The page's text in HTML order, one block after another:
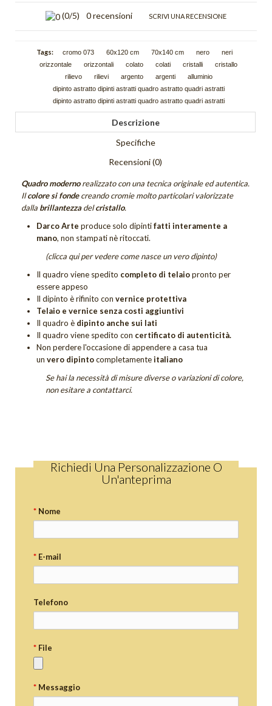
DIPINTI FIGURATIVI
Quadri la Dormiente
Quadri Sguardo
Quadri Tramonti
Quadri Unici
Tutti i quadri figurativi
QUADRI UNICI
DIPINTI SACRI
GIFT CARD
(0/5) 0 recensioni SCRIVI UNA RECENSIONE
Tags: cromo 073 60x120 cm 70x140 cm nero
neri
orizzontale
orizzontali colato colati cristalli
cristallo
rilievo
rilievi argento argenti
alluminio
dipinto astratto dipinti astratti quadro astratto quadri astratti
dipinto astratto dipinti astratti quadro astratto quadri astratti
Descrizione
Specifiche
Recensioni (0)
Quadro modernorealizzato con una tecnica originale ed autentica.
Ilcolore si fondecreando cromie molto particolari valorizzate
dalla brillantezzadelcristallo.
Darco Arte produce solo dipintifatti interamente a
mano, non stampati nè ritoccati.
(clicca qui per vedere come nasce un vero dipinto)
Il quadro viene spedito completo di telaiopronto per
essere appeso
Il dipinto è rifinito con vernice protettiva
Telaio e vernice senza costi aggiuntivi
Il quadro è dipinto anche sui lati
Il quadro viene spedito con certificato di autenticità.
Non perderel'occasione di appendere a casa tua
un vero dipintocompletamenteitaliano
Se hai la necessità di misure diverse o variazioni di colore,
non esitare a contattarci.
Richiedi Una Personalizzazione O
Un'anteprima
* Nome
* E-mail
Telefono
* File
* Messaggio